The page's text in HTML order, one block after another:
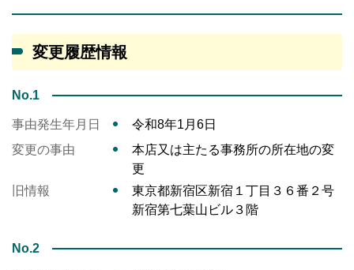
変更履歴情報
No.1
事由発生年月日
令和8年1月6日
変更の事由
本店又は主たる事務所の所在地の変
更
旧情報
東京都新宿区新宿１丁目３６番２号
新宿第七葉山ビル３階
No.2